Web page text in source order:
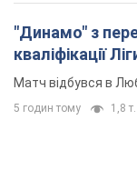
"Динамо" з
кваліфікації
Матч відбувся в
5 годин тому 1,8 т.